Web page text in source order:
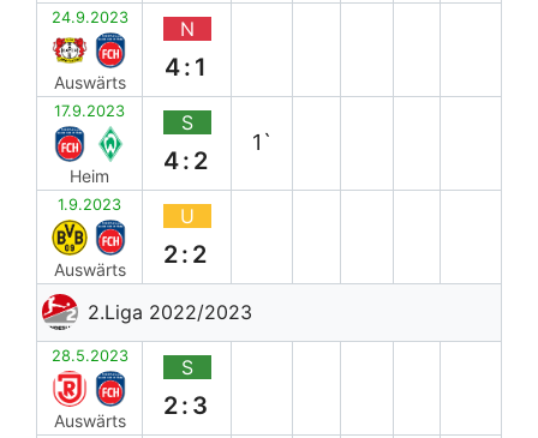
24.9.2023
Auswärts
N
4:1
17.9.2023
Heim
S
4:2
1`
1.9.2023
Auswärts
U
2:2
2.Liga 2022/2023
28.5.2023
Auswärts
S
2:3